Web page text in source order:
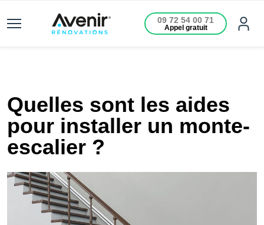
09 72 54 00 71
Appel gratuit
Quelles sont les aides
pour installer un monte-
escalier ?